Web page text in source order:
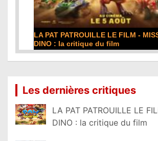
LA PAT PATROUILLE LE FILM -
DINO : la critique du film
Les dernières critiques
LA PAT PATROUILLE LE
DINO : la critique du film